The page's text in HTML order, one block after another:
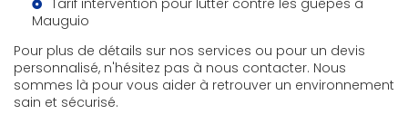
Tarif intervention pour lutter contre les guêpes à
Mauguio
Pour plus de détails sur nos services ou pour un devis
personnalisé, n'hésitez pas à nous contacter. Nous
sommes là pour vous aider à retrouver un environnement
sain et sécurisé.